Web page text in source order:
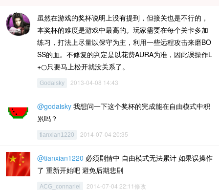
虽然在游戏的奖杯说明上没有提到，但接关也是不行的，
本奖杯的难度是游戏中最高的。玩家需要在每个关卡多加
练习，打法上尽量以保守为主，利用一些远程攻击来磨BO
SS的血。不修复的判定是以花费AURA为准，因此误操作L
+○只要马上松开就没关系了。
Godaisky 2013-04-08 14:43
@godaisky 我想问一下这个奖杯的完成能在自由模式中积
累吗？
tianxian1220 2014-07-04 20:35
@tianxian1220 必须剧情中 自由模式无法累计 如果误操作
了 重新开始吧 避免后期悲剧
ACG_connarlei 2014-07-04 22:11修改